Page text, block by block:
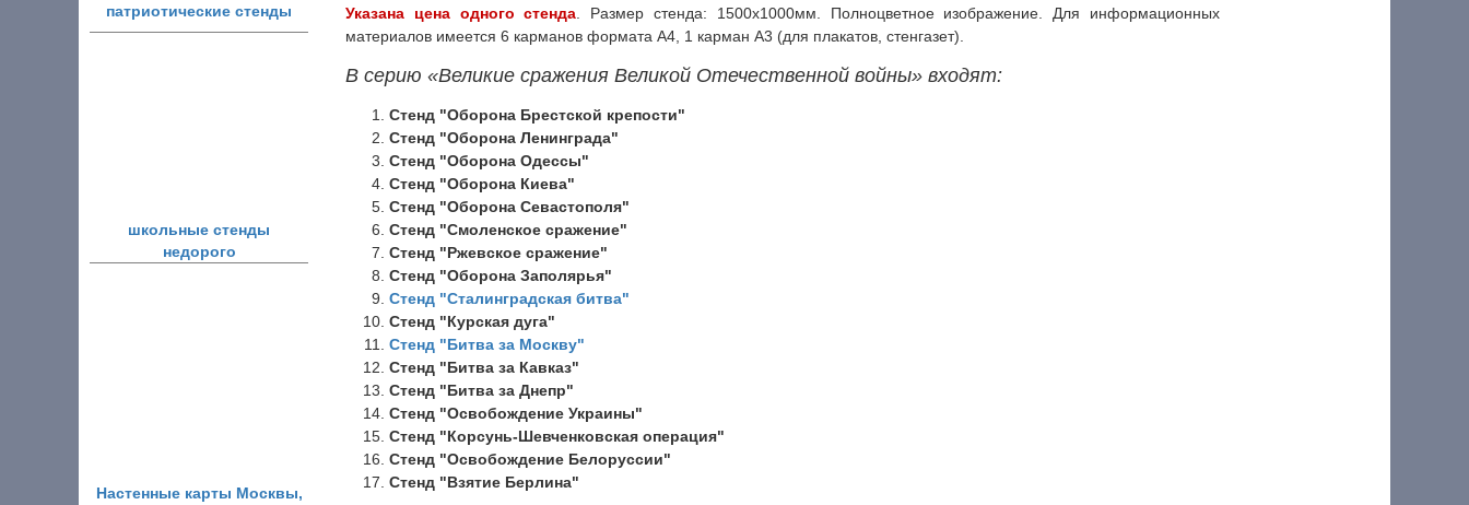
патриотические стенды
школьные стенды
недорого
Настенные карты Москвы,
Указана цена одного стенда. Размер стенда: 1500х1000мм. Полноцветное изображение. Для информационных
материалов имеется 6 карманов формата А4, 1 карман А3 (для плакатов, стенгазет).
В серию «Великие сражения Великой Отечественной войны» входят:
Стенд "Оборона Брестской крепости"
Стенд "Оборона Ленинграда"
Стенд "Оборона Одессы"
Стенд "Оборона Киева"
Стенд "Оборона Севастополя"
Стенд "Смоленское сражение"
Стенд "Ржевское сражение"
Стенд "Оборона Заполярья"
Стенд "Сталинградская битва"
Стенд "Курская дуга"
Стенд "Битва за Москву"
Стенд "Битва за Кавказ"
Стенд "Битва за Днепр"
Стенд "Освобождение Украины"
Стенд "Корсунь-Шевченковская операция"
Стенд "Освобождение Белоруссии"
Стенд "Взятие Берлина"